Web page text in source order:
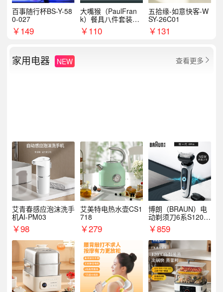
百事随行杯BS-Y-58
0-027
￥149
大嘴猴（PaulFran
k）餐具八件套装HC
T6007
￥110
五拾缘-如意快客-W
SY-26C01
￥131
家用电器 NEW 查看更多 
艾青春感应泡沫洗手
机AI-PM03
￥98
艾美特电热水壶CS1
718
￥279
博朗（BRAUN）电
动剃须刀6系S1200
S￥859